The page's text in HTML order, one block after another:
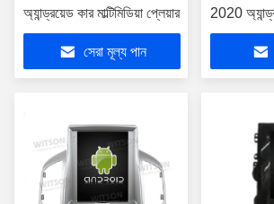
অ্যান্ড্রয়েড কার মাল্টিমিডিয়া প্লেয়ার
সেরা মূল্য পান
2020
প্লেয়ার